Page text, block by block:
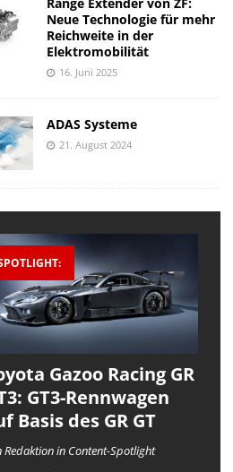
Neue Technologie für mehr
Reichweite in der
Elektromobilität
16. Juni 2025
ADAS Systeme
21. August 2024
Gazoo Racing GR
GT3-Rennwagen
Basis des GR GT
Redaktion in Content-Spotlight